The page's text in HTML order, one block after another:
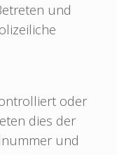
und
oder
dies der
und